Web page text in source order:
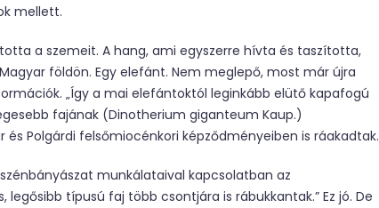
mellett.
a szemeit. A hang, ami egyszerre hívta és taszította,
földön. Egy elefánt. Nem meglepő, most már újra
„Így a mai elefántoktól leginkább elütő kapafogú
fajának (Dinotherium giganteum Kaup.)
Polgárdi felsőmiocénkori képződményeiben is ráakadtak.
munkálataival kapcsolatban az
típusú faj több csontjára is rábukkantak.” Ez jó. De